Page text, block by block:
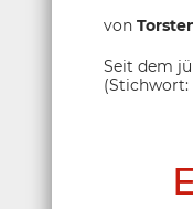
von
Seit dem
(Stichwort: